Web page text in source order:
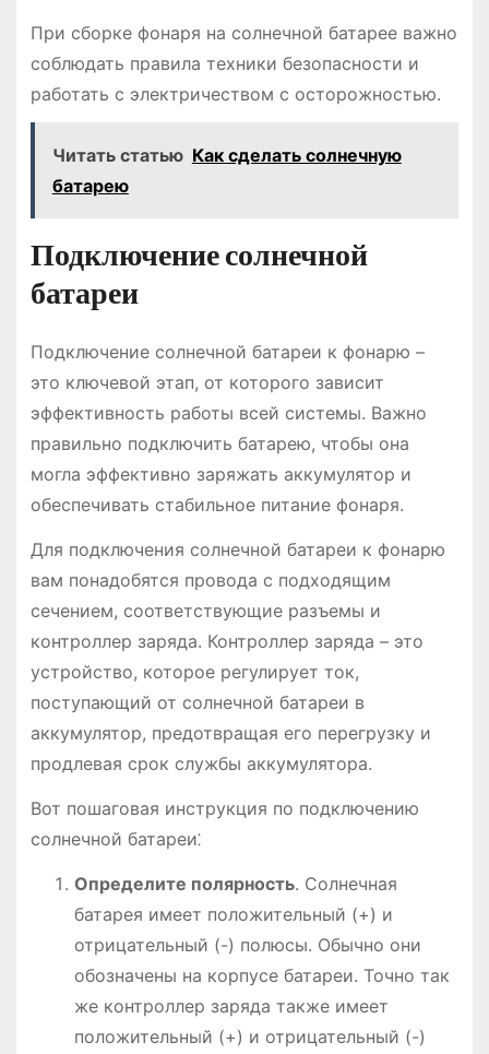
При сборке фонаря на солнечной батарее важно
соблюдать правила техники безопасности и
работать с электричеством с осторожностью.
Читать статью Как сделать солнечную
батарею
Подключение солнечной
батареи
Подключение солнечной батареи к фонарю –
это ключевой этап, от которого зависит
эффективность работы всей системы. Важно
правильно подключить батарею, чтобы она
могла эффективно заряжать аккумулятор и
обеспечивать стабильное питание фонаря.
Для подключения солнечной батареи к фонарю
вам понадобятся провода с подходящим
сечением, соответствующие разъемы и
контроллер заряда. Контроллер заряда – это
устройство, которое регулирует ток,
поступающий от солнечной батареи в
аккумулятор, предотвращая его перегрузку и
продлевая срок службы аккумулятора.
Вот пошаговая инструкция по подключению
солнечной батареи⁚
Определите полярность. Солнечная
батарея имеет положительный (+) и
отрицательный (-) полюсы. Обычно они
обозначены на корпусе батареи. Точно так
же контроллер заряда также имеет
положительный (+) и отрицательный (-)